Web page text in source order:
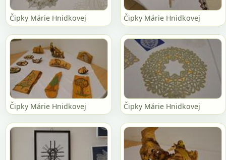
Čipky Márie Hnidkovej Čipky Márie Hnidkovej
Čipky Márie Hnidkovej Čipky Márie Hnidkovej